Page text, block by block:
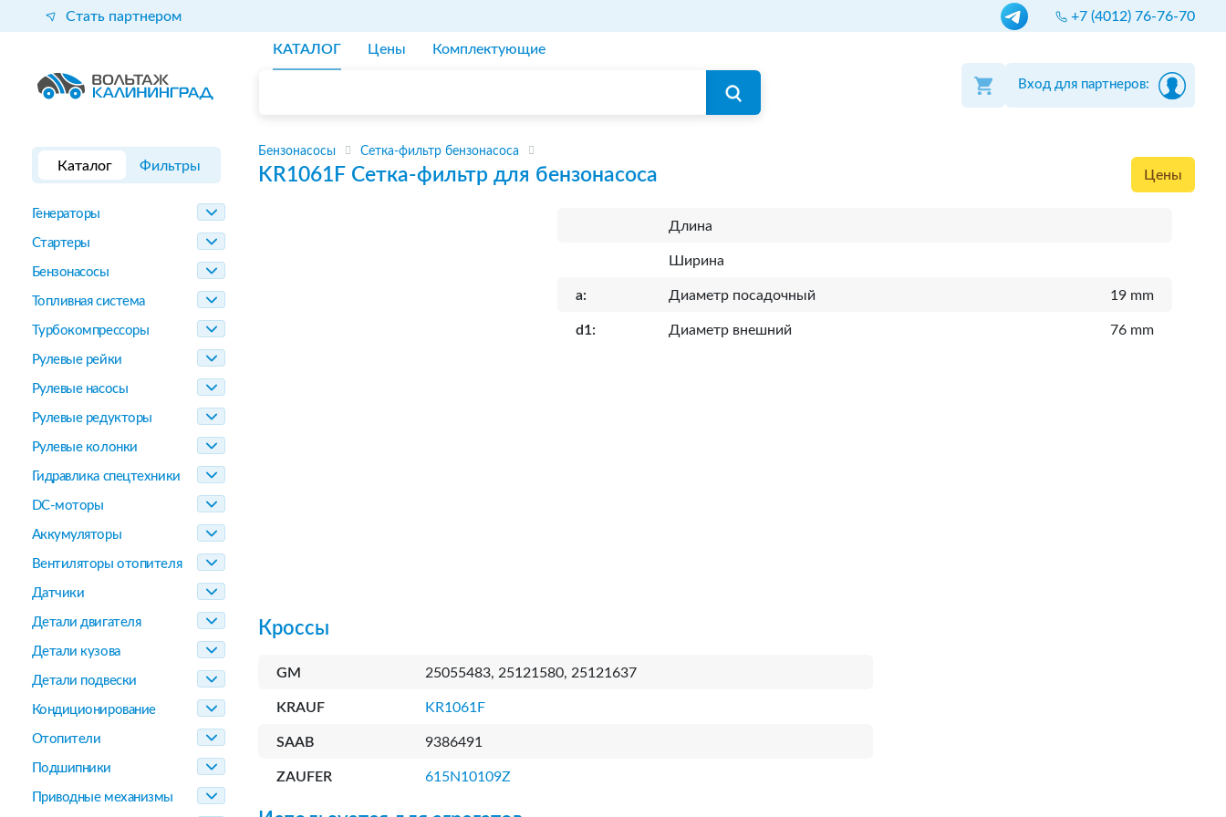
Стать партнером +7 (4012) 76-76-70
КАТАЛОГ Цены Комплектующие
Вход для партнеров:
Каталог Фильтры
Генераторы
Стартеры
Бензонасосы
Топливная система
Турбокомпрессоры
Рулевые рейки
Рулевые насосы
Рулевые редукторы
Рулевые колонки
Гидравлика спецтехники
DC-моторы
Аккумуляторы
Вентиляторы отопителя
Датчики
Детали двигателя
Детали кузова
Детали подвески
Кондиционирование
Отопители
Подшипники
Приводные механизмы
Бензонасосы Сетка-фильтр бензонасоса
KR1061F Сетка-фильтр для бензонасоса Цены
Длина
Ширина
a: Диаметр посадочный 19 mm
d1: Диаметр внешний 76 mm
Кроссы
GM 25055483, 25121580, 25121637
KRAUF KR1061F
SAAB 9386491
ZAUFER 615N10109Z